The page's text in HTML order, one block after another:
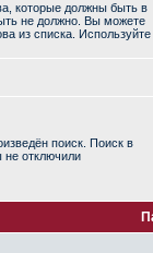
которые должны быть в
не должно. Вы можете
из списка. Используйте
поиск. Поиск в
не отключили